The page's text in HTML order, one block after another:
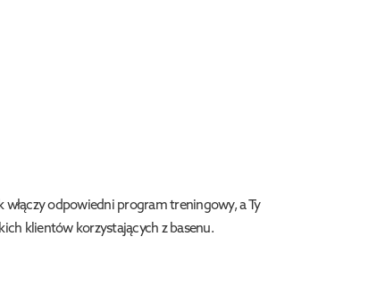
odpowiedni program treningowy, a Ty
klientów korzystających z basenu.